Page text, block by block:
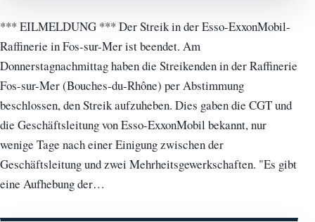
*** EILMELDUNG *** Der Streik in der Esso-ExxonMobil-
Raffinerie in Fos-sur-Mer ist beendet. Am
Donnerstagnachmittag haben die Streikenden in der Raffinerie
Fos-sur-Mer (Bouches-du-Rhône) per Abstimmung
beschlossen, den Streik aufzuheben. Dies gaben die CGT und
die Geschäftsleitung von Esso-ExxonMobil bekannt, nur
wenige Tage nach einer Einigung zwischen der
Geschäftsleitung und zwei Mehrheitsgewerkschaften. "Es gibt
eine Aufhebung der…